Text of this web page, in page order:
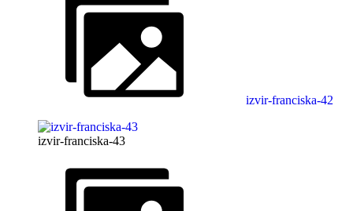
izvir-franciska-42
izvir-franciska-43